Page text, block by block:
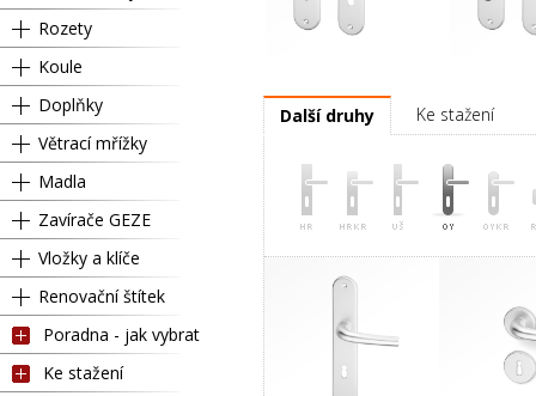
Rozety
Koule
Doplňky
Větrací mřížky
Madla
Zavírače GEZE
Vložky a klíče
Renovační štítek
Poradna - jak vybrat
Ke stažení
Další druhy Ke stažení